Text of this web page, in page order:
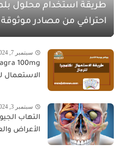
طريقة استخدام محلول
احترافي من مصادر موثوقة
سبتمبر 7, 2024
الاستعمال
سبتمبر 3, 2024
التهاب
الأعراض